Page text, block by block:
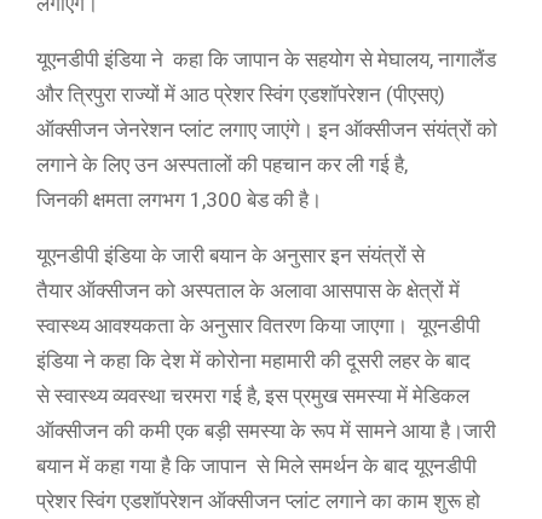
यूएनडीपी इंडिया ने कहा कि जापान के सहयोग से मेघालय, नागालैंड
और त्रिपुरा राज्यों में आठ प्रेशर स्विंग एडशॉपरेशन (पीएसए)
ऑक्सीजन जेनरेशन प्लांट लगाए जाएंगे। इन ऑक्सीजन संयंत्रों को
लगाने के लिए उन अस्पतालों की पहचान कर ली गई है,
जिनकी क्षमता लगभग 1,300 बेड की है।
यूएनडीपी इंडिया के जारी बयान के अनुसार इन संयंत्रों से
तैयार ऑक्सीजन को अस्पताल के अलावा आसपास के क्षेत्रों में
स्वास्थ्य आवश्यकता के अनुसार वितरण किया जाएगा। यूएनडीपी
इंडिया ने कहा कि देश में कोरोना महामारी की दूसरी लहर के बाद
से स्वास्थ्य व्यवस्था चरमरा गई है, इस प्रमुख समस्या में मेडिकल
ऑक्सीजन की कमी एक बड़ी समस्या के रूप में सामने आया है।जारी
बयान में कहा गया है कि जापान से मिले समर्थन के बाद यूएनडीपी
प्रेशर स्विंग एडशॉपरेशन ऑक्सीजन प्लांट लगाने का काम शुरू हो